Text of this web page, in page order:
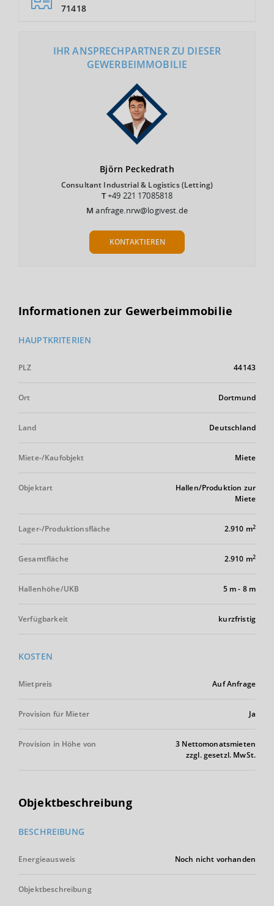
71418
IHR ANSPRECHPARTNER ZU DIESER
GEWERBEIMMOBILIE
Björn Peckedrath
Consultant Industrial & Logistics (Letting)
T+49 221 17085818
Manfrage.nrw@logivest.de
KONTAKTIEREN
Informationen zur Gewerbeimmobilie
HAUPTKRITERIEN
PLZ 44143
Ort Dortmund
Land Deutschland
Miete-/Kaufobjekt Miete
Objektart
Hallen/Produktion zur
Miete
Lager-/Produktionsfläche 2.910 m2
Gesamtfläche 2.910 m2
Hallenhöhe/UKB 5 m- 8 m
Verfügbarkeit kurzfristig
KOSTEN
Mietpreis Auf Anfrage
Provision für Mieter Ja
Provision in Höhe von
3 Nettomonatsmieten
zzgl. gesetzl. MwSt.
Objektbeschreibung
BESCHREIBUNG
Energieausweis Noch nicht vorhanden
Objektbeschreibung